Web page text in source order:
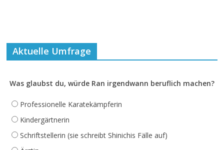
Aktuelle Umfrage
Was glaubst du, würde Ran irgendwann beruflich machen?
Professionelle Karatekämpferin
Kindergärtnerin
Schriftstellerin (sie schreibt Shinichis Fälle auf)